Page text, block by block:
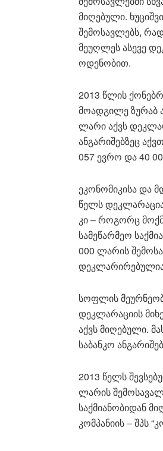
მიღებული.
შემოსავლებს,
მეუღლეს ასევე
ოდენობით.
2013 წლის
მოადგილე ზურაბ
ლარი აქვს
ანგარიშებზეც
057 ევრო და 40
ეკონომიკისა და
წელს
კი – როგორც
სამეწარმეო
000 ლარის
სოფლის
დეკლარაციის
აქვს მიღებული.
საბანკო
2013 წელს
ლარის
საქმიანობიდან
კომპანიის – შპს